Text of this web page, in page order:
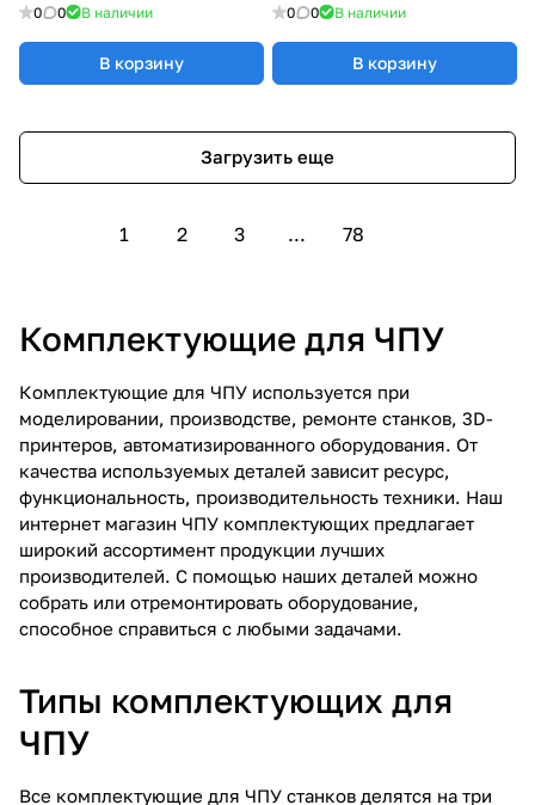
0 0 В наличии
В корзину
0 0 В наличии
В корзину
Загрузить еще
1 2 3 ... 78
Комплектующие для ЧПУ
Комплектующие для ЧПУ используется при
моделировании, производстве, ремонте станков, 3D-
принтеров, автоматизированного оборудования. От
качества используемых деталей зависит ресурс,
функциональность, производительность техники. Наш
интернет магазин ЧПУ комплектующих предлагает
широкий ассортимент продукции лучших
производителей. С помощью наших деталей можно
собрать или отремонтировать оборудование,
способное справиться с любыми задачами.
Типы комплектующих для
ЧПУ
Все комплектующие для ЧПУ станков делятся на три